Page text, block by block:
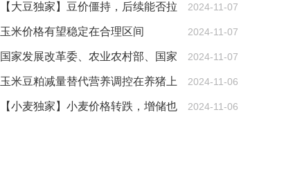
明教授团队在肠道微生物调控蛋鸡骨骼发育方面
取得重要进展
2024-11-07
【大豆独家】豆价僵持，后续能否拉
涨？ 2024-11-07
玉米价格有望稳定在合理区间
2024-11-07
国家发展改革委、农业农村部、国家
林草局联合印发意见 部署推动饲草产业高质量发
展
2024-11-06
玉米豆粕减量替代营养调控在养猪上
的研究进展 2024-11-06
【小麦独家】小麦价格转跌，增储也